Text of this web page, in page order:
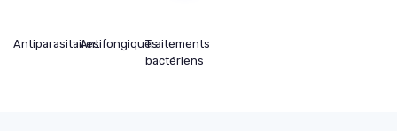
AntiparasitairesAntifongiquesTraitements
bactériens